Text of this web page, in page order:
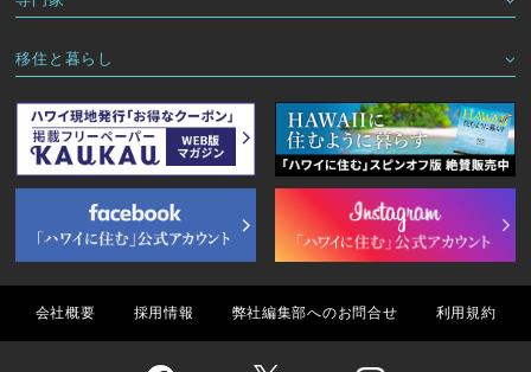
移住と暮らし
会社概要 採用情報 弊社編集部へのお問合せ 利用規約